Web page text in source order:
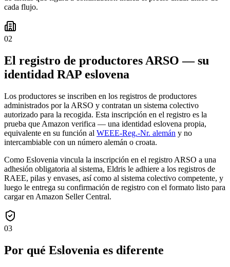
cada flujo.
02
El registro de productores ARSO — su
identidad RAP eslovena
Los productores se inscriben en los registros de productores
administrados por la ARSO y contratan un sistema colectivo
autorizado para la recogida. Esta inscripción en el registro es la
prueba que Amazon verifica — una identidad eslovena propia,
equivalente en su función al WEEE-Reg.-Nr. alemán y no
intercambiable con un número alemán o croata.
Como Eslovenia vincula la inscripción en el registro ARSO a una
adhesión obligatoria al sistema, Eldris le adhiere a los registros de
RAEE, pilas y envases, así como al sistema colectivo competente, y
luego le entrega su confirmación de registro con el formato listo para
cargar en Amazon Seller Central.
03
Por qué Eslovenia es diferente